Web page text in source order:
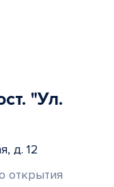
"Ул.
д. 12
открытия